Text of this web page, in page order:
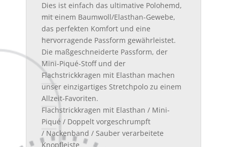
Dies ist einfach das ultimative Polohemd,
mit einem Baumwoll/Elasthan-Gewebe,
das perfekten Komfort und eine
hervorragende Passform gewährleistet.
Die maßgeschneiderte Passform, der
Mini-Piqué-Stoff und der
Flachstrickkragen mit Elasthan machen
unser einzigartiges Stretchpolo zu einem
Allzeit-Favoriten.
Flachstrickkragen mit Elasthan / Mini-
Piqué / Doppelt vorgeschrumpft
/ Nackenband / Sauber verarbeitete
Knopfleiste